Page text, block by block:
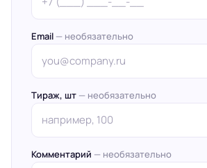
Email — необязательно
Тираж, шт — необязательно
Комментарий — необязательно